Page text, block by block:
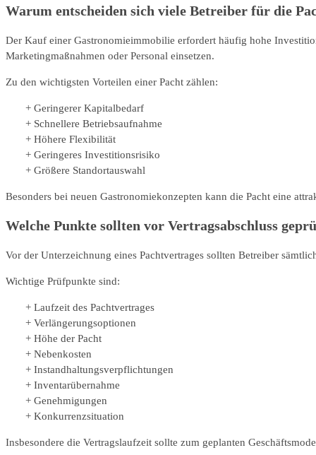
Warum entscheiden sich viele Betreiber für die
Der Kauf einer Gastronomieimmobilie erfordert häufig hohe
Marketingmaßnahmen oder Personal einsetzen.
Zu den wichtigsten Vorteilen einer Pacht zählen:
Geringerer Kapitalbedarf
Schnellere Betriebsaufnahme
Höhere Flexibilität
Geringeres Investitionsrisiko
Größere Standortauswahl
Besonders bei neuen Gastronomiekonzepten kann die Pacht eine
Welche Punkte sollten vor Vertragsabschluss
Vor der Unterzeichnung eines Pachtvertrages sollten Betreiber
Wichtige Prüfpunkte sind:
Laufzeit des Pachtvertrages
Verlängerungsoptionen
Höhe der Pacht
Nebenkosten
Instandhaltungsverpflichtungen
Inventarübernahme
Genehmigungen
Konkurrenzsituation
Insbesondere die Vertragslaufzeit sollte zum geplanten